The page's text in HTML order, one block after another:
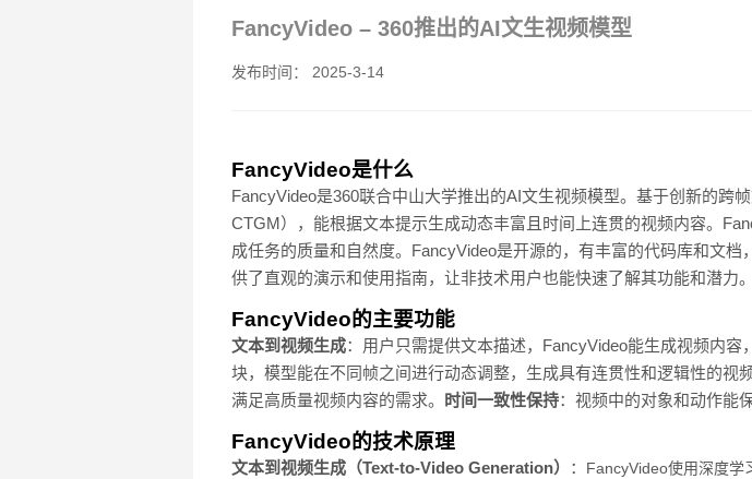
FancyVideo – 360推出的AI文生视频模型
发布时间： 2025-3-14
FancyVideo是什么
FancyVideo是360联合中山大学推出的AI文生视频模型。基于创新的跨
CTGM），能根据文本提示生成动态丰富且时间上连贯的视频内容。
成任务的质量和自然度。FancyVideo是开源的，有丰富的代码库和文
供了直观的演示和使用指南，让非技术用户也能快速了解其功能和潜力。
FancyVideo的主要功能
文本到视频生成：用户只需提供文本描述，FancyVideo能生成视频内容
块，模型能在不同帧之间进行动态调整，生成具有连贯性和逻辑性的视频
满足高质量视频内容的需求。 时间一致性保持：视频中的对象和动作能
FancyVideo的技术原理
文本到视频生成（Text-to-Video Generation） ： FancyVideo使用深度学